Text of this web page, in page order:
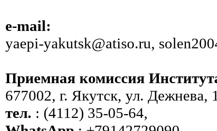
e-mail:
yaepi-yakutsk@atiso.ru,
Приемная комиссия
677002, г. Якутск, ул. Дежнева,
тел. : (4112) 35-05-64,